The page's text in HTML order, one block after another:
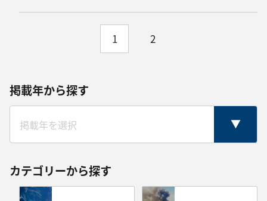
1 2
掲載年から探す
カテゴリーから探す